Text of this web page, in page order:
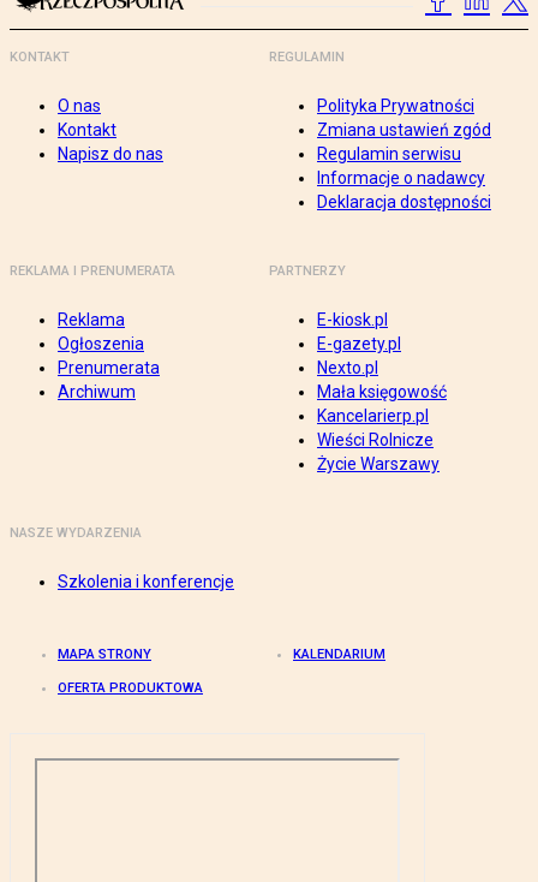
KONTAKT
O nas
Kontakt
Napisz do nas
REGULAMIN
Polityka Prywatności
Zmiana ustawień zgód
Regulamin serwisu
Informacje o nadawcy
Deklaracja dostępności
REKLAMA I PRENUMERATA
Reklama
Ogłoszenia
Prenumerata
Archiwum
PARTNERZY
E-kiosk.pl
E-gazety.pl
Nexto.pl
Mała księgowość
Kancelarierp.pl
Wieści Rolnicze
Życie Warszawy
NASZE WYDARZENIA
Szkolenia i konferencje
MAPA STRONY KALENDARIUM
OFERTA PRODUKTOWA